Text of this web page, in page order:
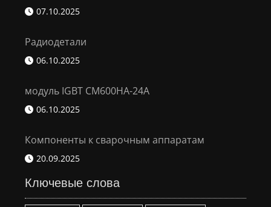
07.10.2025
Радиодетали
06.10.2025
модуль IGBT CM600HA-24A
06.10.2025
Компоненты к сварочным аппаратам
20.09.2025
Ключевые слова